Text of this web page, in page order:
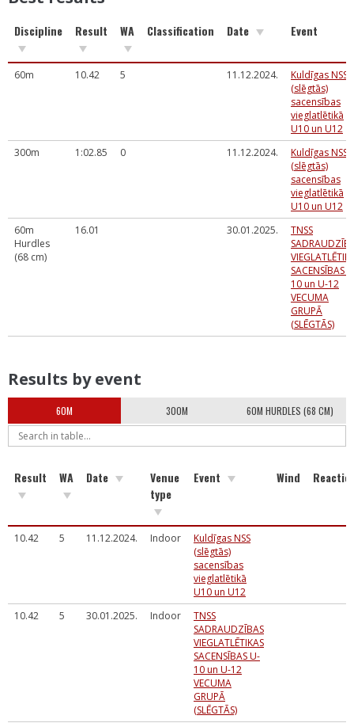
Discipline Result WA Classification Date Event
60m 10.42 5 11.12.2024.
Kuldīgas NSS
(slēgtās)
sacensības
vieglatlētikā
U10 un U12
300m
1:02.85 0 11.12.2024.
Kuldīgas NSS
(slēgtās)
sacensības
vieglatlētikā
U10 un U12
60m
Hurdles
(68 cm)
16.01 30.01.2025.
TNSS
SACENSĪBAS
10 un U-12
VECUMA
GRUPĀ
(SLĒGTĀS)
Results by event
60M 300M 60M HURDLES (68 CM)
Result WA Date
Venue
type
Event Wind
10.42 5 11.12.2024. Indoor
Kuldīgas NSS
(slēgtās)
sacensības
vieglatlētikā
U10 un U12
10.42
5 30.01.2025. Indoor
TNSS
SADRAUDZĪBAS
VIEGLATLĒTIKAS
SACENSĪBAS U-
10 un U-12
VECUMA
GRUPĀ
(SLĒGTĀS)